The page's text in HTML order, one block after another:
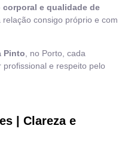
e qualidade de
relação consigo próprio e com
Pinto , no Porto, cada
e respeito pelo
| Clareza e